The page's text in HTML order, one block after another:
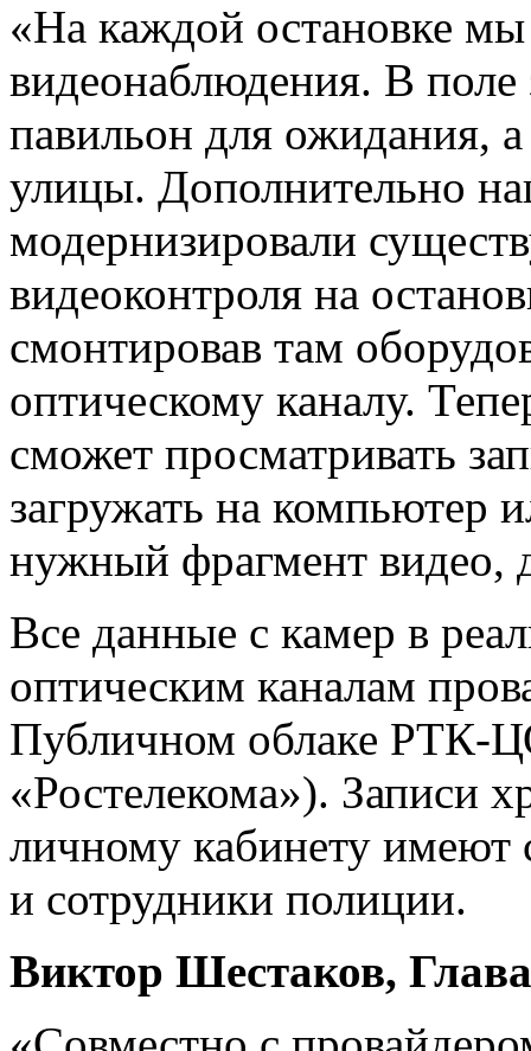
«На каждой остановке
видеонаблюдения. В поле
павильон для ожидания,
улицы. Дополнительно
модернизировали
видеоконтроля на
смонтировав там
оптическому каналу.
сможет просматривать
загружать на компьютер
нужный фрагмент видео,
Все данные с камер в
оптическим каналам
Публичном облаке РТК-
«Ростелекома»). Записи
личному кабинету имеют
и сотрудники полиции.
Виктор Шестаков,